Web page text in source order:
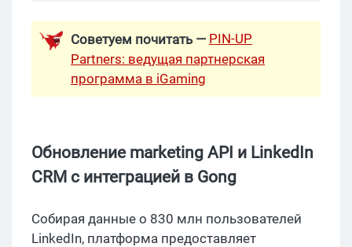
Советуем почитать — PIN-UP
Partners: ведущая партнерская
программа в iGaming
Обновление marketing API и LinkedIn
CRM с интеграцией в Gong
Собирая данные о 830 млн пользователей
LinkedIn, платформа предоставляет